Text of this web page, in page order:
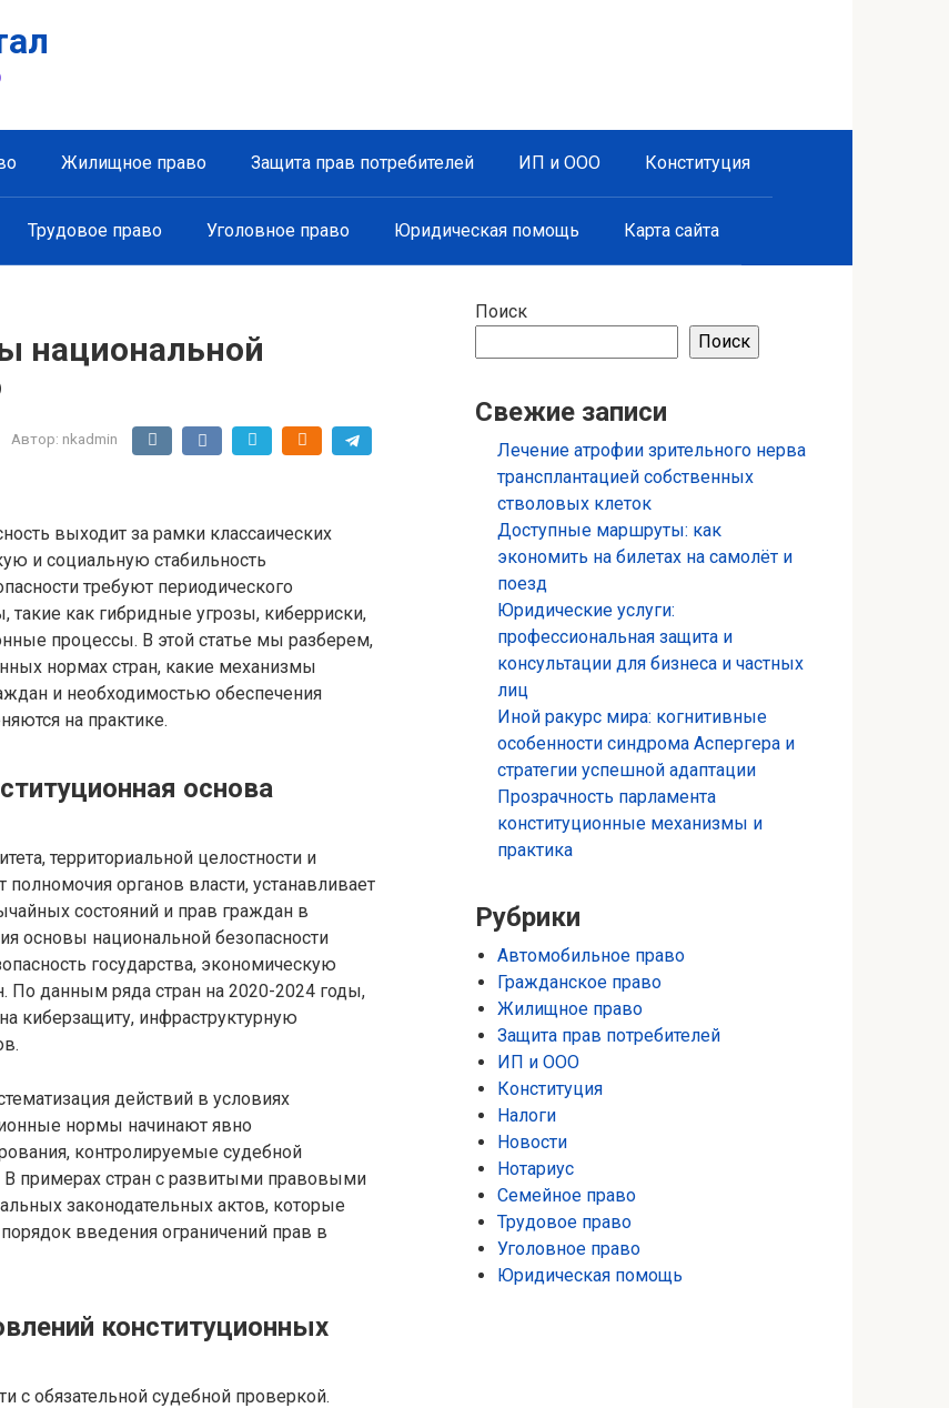
Жилищное право Защита прав потребителей ИП и ООО Конституция
Трудовое право Уголовное право Юридическая помощь Карта сайта
национальной
Автор: nkadmin
выходит за рамки классаических
и социальную стабильность
требуют периодического
как гибридные угрозы, киберриски,
процессы. В этой статье мы разберем,
нормах стран, какие механизмы
и необходимостью обеспечения
на практике.
основа
территориальной целостности и
органов власти, устанавливает
состояний и прав граждан в
основы национальной безопасности
государства, экономическую
По данным ряда стран на 2020-2024 годы,
киберзащиту, инфраструктурную
действий в условиях
нормы начинают явно
контролируемые судебной
примерах стран с развитыми правовыми
законодательных актов, которые
введения ограничений прав в
конституционных
с обязательной судебной проверкой.
Поиск
Поиск
Свежие записи
Лечение атрофии зрительного нерва
трансплантацией собственных
стволовых клеток
Доступные маршруты: как
экономить на билетах на самолёт и
поезд
Юридические услуги:
профессиональная защита и
консультации для бизнеса и частных
лиц
Иной ракурс мира: когнитивные
особенности синдрома Аспергера и
стратегии успешной адаптации
Прозрачность парламента
конституционные механизмы и
практика
Рубрики
Автомобильное право
Гражданское право
Жилищное право
Защита прав потребителей
ИП и ООО
Конституция
Налоги
Новости
Нотариус
Семейное право
Трудовое право
Уголовное право
Юридическая помощь